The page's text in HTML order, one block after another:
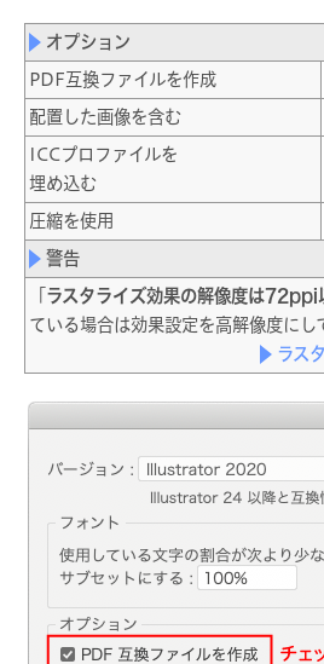
オプション
PDF互換ファイルを作成
配置した画像を含む
ICCプロファイルを
埋め込む
圧縮を使用
警告
ラスタライズ効果の解像度は72ppi
ている場合は効果設定を高解像度にし
ラス